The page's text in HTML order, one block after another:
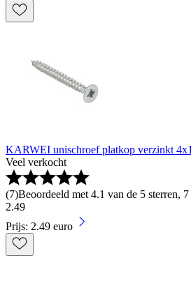
KARWEI unischroef platkop verzinkt
Veel verkocht
(7)Beoordeeld met 4.1 van de 5 sterren,
2.49
Prijs: 2.49 euro